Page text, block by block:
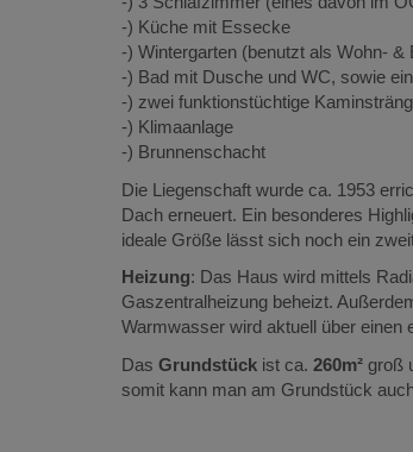
-) Küche mit Essecke
-) Wintergarten (benutzt als Wohn- &
-) Bad mit Dusche und WC, sowie
-) zwei funktionstüchtige
-) Klimaanlage
-) Brunnenschacht
Die Liegenschaft wurde ca. 1953
Dach erneuert. Ein besonderes
ideale Größe lässt sich noch ein
Heizung: Das Haus wird mittels
Gaszentralheizung beheizt.
Warmwasser wird aktuell über einen
Das Grundstück ist ca. 260m² groß
somit kann man am Grundstück